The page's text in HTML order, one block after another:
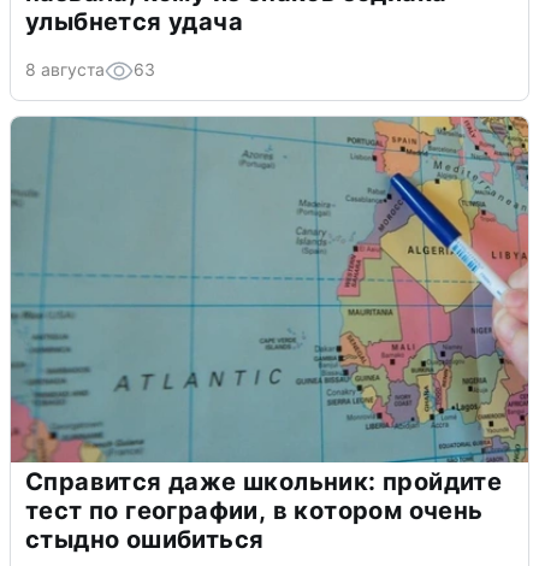
улыбнется удача
8 августа 63
Справится даже школьник: пройдите
тест по географии, в котором очень
стыдно ошибиться